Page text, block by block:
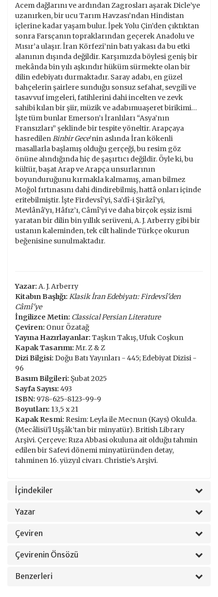
Acem dağlarını ve ardından Zagrosları aşarak Dicle’ye
uzanırken, bir ucu Tarım Havzası’ndan Hindistan
içlerine kadar yaşam bulur. İpek Yolu Çin’den çıktıktan
sonra Farsçanın topraklarından geçerek Anadolu ve
Mısır’a ulaşır. İran Körfezi’nin batı yakası da bu etki
alanının dışında değildir. Karşımızda böylesi geniş bir
mekânda bin yılı aşkındır hüküm sürmekte olan bir
dilin edebiyatı durmaktadır. Saray adabı, en güzel
bahçelerin şairlere sunduğu sonsuz sefahat, sevgili ve
tasavvuf imgeleri, fatihlerini dahi incelten ve zevk
sahibi kılan bir şiir, müzik ve adabımuaşeret birikimi…
İşte tüm bunlar Emerson’ı İranlıları “Asya’nın
Fransızları” şeklinde bir tespite yöneltir. Arapçaya
hasredilenBinbir Gece’nin aslında İran kökenli
masallarla başlamış olduğu gerçeği, bu resim göz
önüne alındığında hiç de şaşırtıcı değildir. Öyle ki, bu
kültür, başat Arap ve Arapça unsurlarının
boyunduruğunu kırmakla kalmamış, aman bilmez
Moğol fırtınasını dahi dindirebilmiş, hattâ onları içinde
eritebilmiştir. İşte Firdevsî’yi, Sa’dî-i Şirâzî’yi,
Mevlânâ’yı, Hâfız’ı, Câmî’yi ve daha birçok eşsiz ismi
yaratan bir dilin bin yıllık serüveni, A. J. Arberry gibi bir
ustanın kaleminden, tek cilt halinde Türkçe okurun
beğenisine sunulmaktadır.
Yazar: A. J. Arberry
Kitabın Başlığı: Klasik İran Edebiyatı: Firdevsî'den
Câmî'ye
İngilizce Metin: Classical Persian Literature
Çeviren: Onur Özatağ
Yayına Hazırlayanlar: Taşkın Takış, Ufuk Coşkun
Kapak Tasarımı: Mr. Z & Z
Dizi Bilgisi: Doğu Batı Yayınları - 445; Edebiyat Dizisi -
96
Basım Bilgileri: Şubat 2025
Sayfa Sayısı: 493
ISBN: 978-625-8123-99-9
Boyutları: 13,5 x 21
Kapak Resmi: Resim: Leyla ile Mecnun (Kays) Okulda.
(Mecâlisü’l Uşşâk’tan bir minyatür). British Library
Arşivi. Çerçeve: Rıza Abbasi okuluna ait olduğu tahmin
edilen bir Safevi dönemi minyatüründen detay,
tahminen 16. yüzyıl civarı. Christie’s Arşivi.
İçindekiler
Yazar
Çeviren
Çevirenin Önsözü
Benzerleri